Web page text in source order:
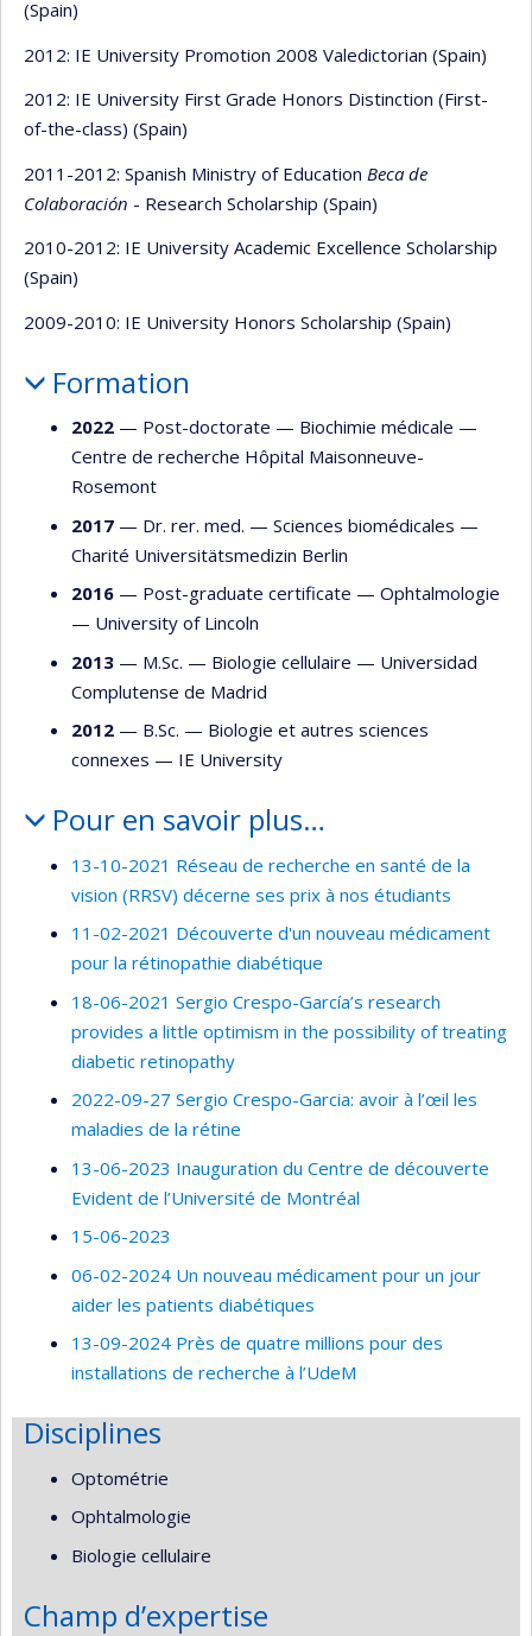
(Spain)
2012: IE University Promotion 2008 Valedictorian (Spain)
2012: IE University First Grade Honors Distinction (First-
of-the-class) (Spain)
2011-2012: Spanish Ministry of Education Beca de
Colaboración - Research Scholarship (Spain)
2010-2012: IE University Academic Excellence Scholarship
(Spain)
2009-2010: IE University Honors Scholarship (Spain)
Formation
2022 — Post-doctorate — Biochimie médicale —
Centre de recherche Hôpital Maisonneuve-
Rosemont
2017 — Dr. rer. med. — Sciences biomédicales —
Charité Universitätsmedizin Berlin
2016 — Post-graduate certificate — Ophtalmologie
— University of Lincoln
2013 — M.Sc. — Biologie cellulaire — Universidad
Complutense de Madrid
2012 — B.Sc. — Biologie et autres sciences
connexes — IE University
Pour en savoir plus…
13-10-2021 Réseau de recherche en santé de la
vision (RRSV) décerne ses prix à nos étudiants
11-02-2021 Découverte d'un nouveau médicament
pour la rétinopathie diabétique
18-06-2021 Sergio Crespo-García’s research
provides a little optimism in the possibility of treating
diabetic retinopathy
2022-09-27 Sergio Crespo-Garcia: avoir à l’œil les
maladies de la rétine
13-06-2023 Inauguration du Centre de découverte
Evident de l’Université de Montréal
15-06-2023
06-02-2024 Un nouveau médicament pour un jour
aider les patients diabétiques
13-09-2024 Près de quatre millions pour des
installations de recherche à l’UdeM
Disciplines
Optométrie
Ophtalmologie
Biologie cellulaire
Champ d’expertise